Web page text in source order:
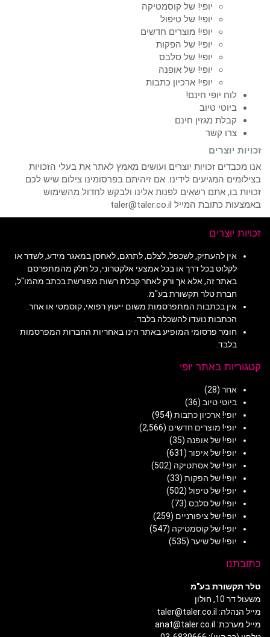
יופי! של קוסמטיקה
יופי! של טיפול
יופי! מוצרים חדשים
יופי! של הפקות
יופי! של סלבס
יופי! של אופנה
יופי! ארכיון כתבות
לוח יופי חינם!
ביוטי טיוב
קבלת מגזין חינם
צרו קשר
זכויות יוצרים
אנו מכבדים זכויות יוצרים ועושים מאמץ לאתר את בעלי הזכויות
בצילומים המגיעים לידינו. אם זיהיתם בפרסומינו צילום שיש לכם
זכויות בו, אתם רשאים לפנות אלינו ולבקש לחדול מהשימוש
באמצעות כתובת המייל taler@taler.co.il
זכויות יוצרים
אין להעתיק, לשכפל, לצלם, לתרגם, לאחסן במאגר מידע, לשדר או
לקלוט בכל דרך או בכל אמצעי אלקטרוני, כל חלק מהמתפרסם
באתר זה, אלא אך ורק לאחר קבלת רשות מפורשת בכתב מהמו"ל,
חברת טלר תקשורת בע"מ.
אין בכתבות המתפרסמות משום ייעוץ רפואי, קוסמטי או אחר.
הכתבות נועדו להשכלה בלבד.
חומר פרסומי המופיע באתר הינו באחריות החברות המפרסמות
בלבד.
קטגוריות באתר יופי
אחר (28)
ביוטי טיוב (36)
יופי! ארכיון כתבות (954)
יופי! מוצרים חדשים (2,566)
יופי! של אופנה (35)
יופי! של איפור (631)
יופי! של אסתטיקה (502)
יופי! של הפקות (33)
יופי! של טיפול (502)
יופי! של סלבס (73)
יופי! של ציפורניים (259)
יופי! של קוסמטיקה (547)
יופי! של שיער (535)
כתובתנו
טלר תקשורת בע"מ
משעול דר 10, חולון
מייל הנהלה: taler@taler.co.il
מייל מערכת: anat@taler.co.il